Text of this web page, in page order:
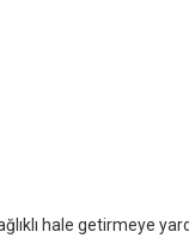
hale getirmeye